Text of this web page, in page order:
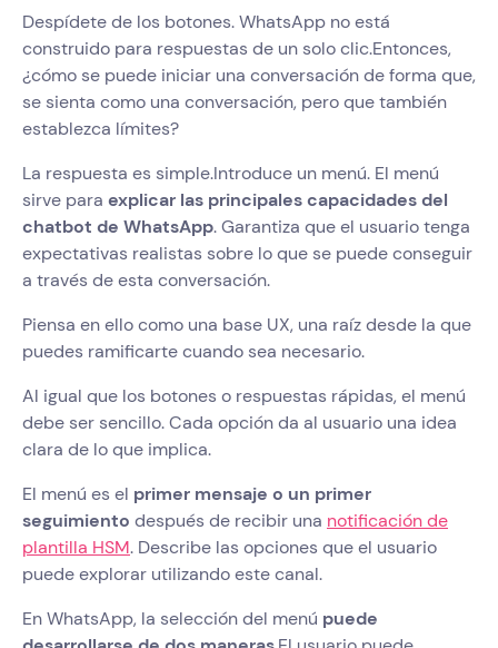
Despídete de los botones. WhatsApp no está
construido para respuestas de un solo clic.Entonces,
¿cómo se puede iniciar una conversación de forma que,
se sienta como una conversación, pero que también
establezca límites?
La respuesta es simple.Introduce un menú. El menú
sirve para explicar las principales capacidades del
chatbot de WhatsApp. Garantiza que el usuario tenga
expectativas realistas sobre lo que se puede conseguir
a través de esta conversación.
Piensa en ello como una base UX, una raíz desde la que
puedes ramificarte cuando sea necesario.
Al igual que los botones o respuestas rápidas, el menú
debe ser sencillo. Cada opción da al usuario una idea
clara de lo que implica.
El menú es el primer mensaje o un primer
seguimiento después de recibir una notificación de
plantilla HSM. Describe las opciones que el usuario
puede explorar utilizando este canal.
En WhatsApp, la selección del menú puede